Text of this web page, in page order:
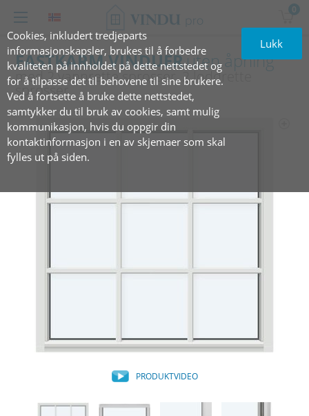
Cookies, inkludert tredjeparts
informasjonskapsler, brukes til å forbedre
kvaliteten på innholdet på dette nettstedet og
for å tilpasse det til behovene til sine brukere.
Ved å fortsette å bruke dette nettstedet,
samtykker du til bruk av cookies, samt mulig
kommunikasjon, hvis du oppgir din
kontaktinformasjon i en av skjemaer som skal
fylles ut på siden.
Lukk
0
FASTKARM VINDUERuten åpning
med 2 vannrette sprosser, 2 loddrette
sprosser
PRODUKTVIDEO